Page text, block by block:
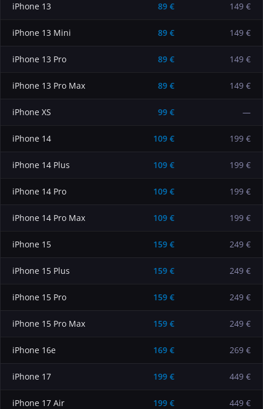
iPhone 13 89 € 149 €
iPhone 13 Mini 89 € 149 €
iPhone 13 Pro 89 € 149 €
iPhone 13 Pro Max 89 € 149 €
iPhone XS 99 € —
iPhone 14 109 € 199 €
iPhone 14 Plus 109 € 199 €
iPhone 14 Pro 109 € 199 €
iPhone 14 Pro Max 109 € 199 €
iPhone 15 159 € 249 €
iPhone 15 Plus 159 € 249 €
iPhone 15 Pro 159 € 249 €
iPhone 15 Pro Max 159 € 249 €
iPhone 16e 169 € 269 €
iPhone 17 199 € 449 €
iPhone 17 Air 199 € 449 €